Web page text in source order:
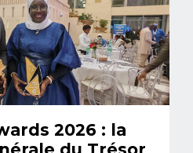
2026 : la